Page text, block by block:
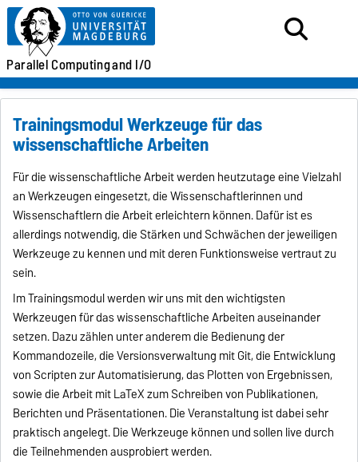
ParallelComputingand I/O
Trainingsmodul Werkzeuge für das
wissenschaftliche Arbeiten
Für die wissenschaftliche Arbeit werden heutzutage eine Vielzahl
an Werkzeugen eingesetzt, die Wissenschaftlerinnen und
Wissenschaftlern die Arbeit erleichtern können. Dafür ist es
allerdings notwendig, die Stärken und Schwächen der jeweiligen
Werkzeuge zu kennen und mit deren Funktionsweise vertraut zu
sein.
Im Trainingsmodul werden wir uns mit den wichtigsten
Werkzeugen für das wissenschaftliche Arbeiten auseinander
setzen. Dazu zählen unter anderem die Bedienung der
Kommandozeile, die Versionsverwaltung mit Git, die Entwicklung
von Scripten zur Automatisierung, das Plotten von Ergebnissen,
sowie die Arbeit mit LaTeX zum Schreiben von Publikationen,
Berichten und Präsentationen. Die Veranstaltung ist dabei sehr
praktisch angelegt. Die Werkzeuge können und sollen live durch
die Teilnehmenden ausprobiert werden.